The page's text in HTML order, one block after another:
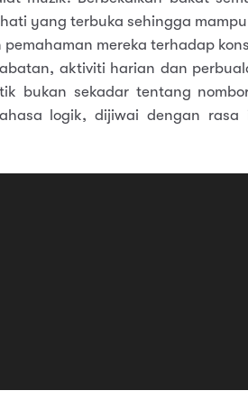
yang terbuka sehingga
mereka terhadap
aktiviti harian dan
bukan sekadar tentang
logik, dijiwai dengan